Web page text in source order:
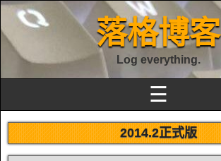
落格博客
Log everything.
☰
2014.2正式版